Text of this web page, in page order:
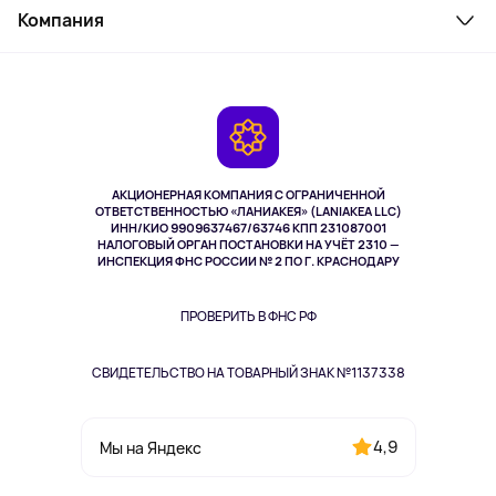
АКЦИОНЕРНАЯ КОМПАНИЯ С ОГРАНИЧЕННОЙ
ОТВЕТСТВЕННОСТЬЮ «ЛАНИАКЕЯ» (LANIAKEA LLC)
ИНН/КИО 9909637467/63746 КПП 231087001
НАЛОГОВЫЙ ОРГАН ПОСТАНОВКИ НА УЧЁТ 2310 —
ИНСПЕКЦИЯ ФНС РОССИИ № 2 ПО Г. КРАСНОДАРУ
ПРОВЕРИТЬ В ФНС РФ
СВИДЕТЕЛЬСТВО НА ТОВАРНЫЙ ЗНАК №1137338
Мы на Яндекс 4,9
Косметика и уход
Здоровье питомцев
Одежда и аксессуары
Как заказать
Компания